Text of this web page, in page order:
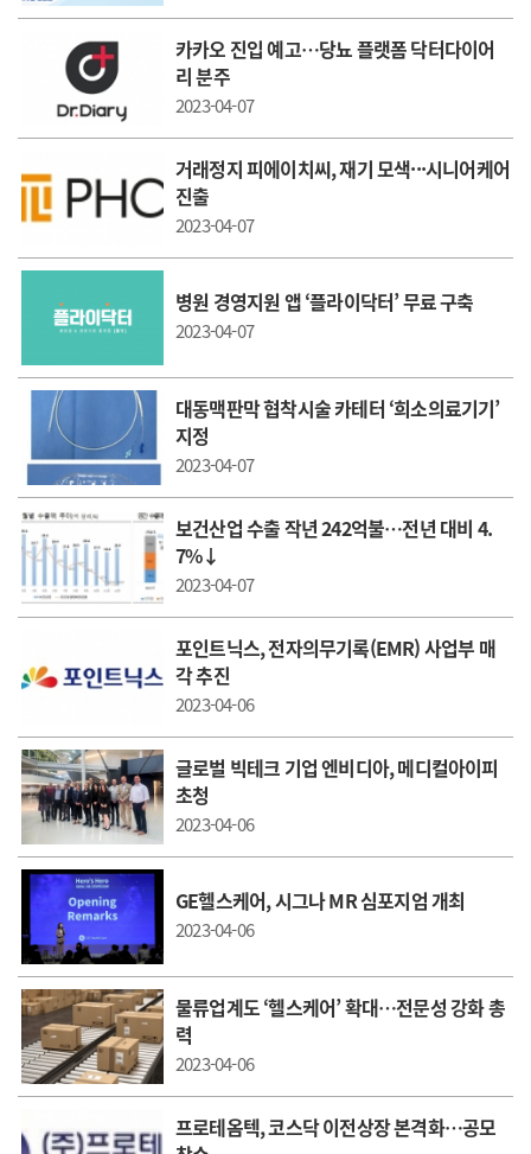
카카오 진입 예고…당뇨 플랫폼 닥터다이어
리 분주
2023-04-07
거래정지 피에이치씨, 재기 모색···시니어케어
진출
2023-04-07
병원 경영지원 앱 ‘플라이닥터’ 무료 구축
2023-04-07
대동맥판막 협착시술 카테터 ‘희소의료기기’
지정
2023-04-07
보건산업 수출 작년 242억불…전년 대비 4.
7%↓
2023-04-07
포인트닉스, 전자의무기록(EMR) 사업부 매
각 추진
2023-04-06
글로벌 빅테크 기업 엔비디아, 메디컬아이피
초청
2023-04-06
GE헬스케어, 시그나 MR 심포지엄 개최
2023-04-06
물류업계도 ‘헬스케어’ 확대…전문성 강화 총
력
2023-04-06
프로테옴텍, 코스닥 이전상장 본격화…공모